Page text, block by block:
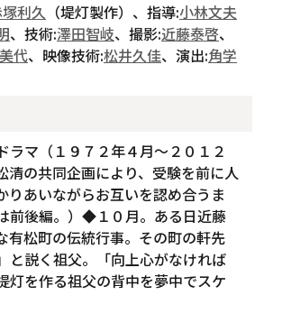
利久 （堤灯製作）、指導:小林文夫
、技術:澤田智岐、撮影:近藤泰啓、
代、映像技術:松井久佳、演出:角学
マ（１９７２年４月～２０１２
の共同企画により、受験を前に人
あいながらお互いを認め合うま
前後編。）◆１０月。ある日近藤
有松町の伝統行事。その町の軒先
と説く祖父。「向上心がなければ
灯を作る祖父の背中を夢中でスケ